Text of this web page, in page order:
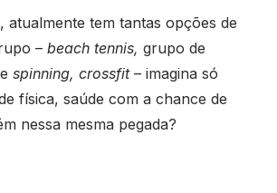
atualmente tem tantas opções de
– beach tennis, grupo de
spinning, crossfit– imagina só
física, saúde com a chance de
nessa mesma pegada?